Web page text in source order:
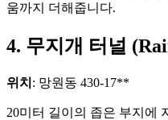
움까지 더해줍니다.
4. 무지개 터널
위치 : 망원동 430-17**
20미터 길이의 좁은 부지에